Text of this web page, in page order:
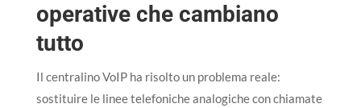
operative che cambiano
tutto
Il centralino VoIP ha risolto un problema reale:
sostituire le linee telefoniche analogiche con chiamate